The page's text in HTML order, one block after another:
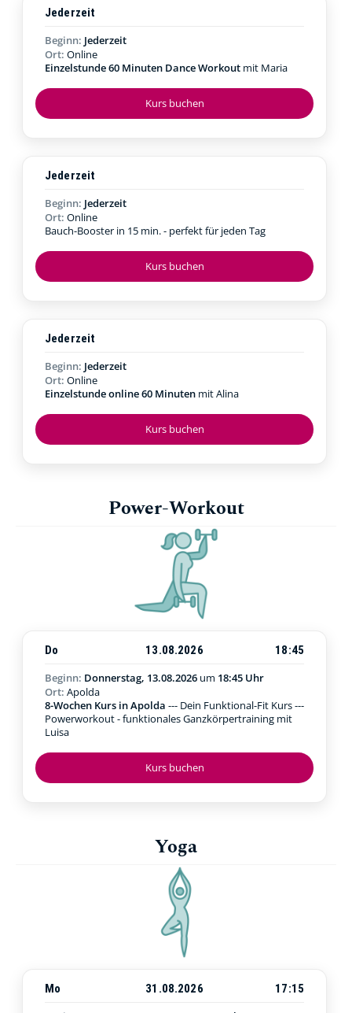
Kurs buchen
Jederzeit
Beginn: Jederzeit
Ort: Online
Einzelstunde 60 Minuten Dance Workout mit Maria
Kurs buchen
Jederzeit
Beginn: Jederzeit
Ort: Online
Bauch-Booster in 15 min. - perfekt für jeden Tag
Kurs buchen
Jederzeit
Beginn: Jederzeit
Ort: Online
Einzelstunde online 60 Minuten mit Alina
Power-Workout
Kurs buchen
Do 13.08.2026
18:45
Beginn: Donnerstag, 13.08.2026 um 18:45 Uhr
Ort: Apolda
8-Wochen Kurs in Apolda --- Dein Funktional-Fit Kurs ---
Powerworkout - funktionales Ganzkörpertraining mit
Luisa
Yoga
Mo 31.08.2026
17:15